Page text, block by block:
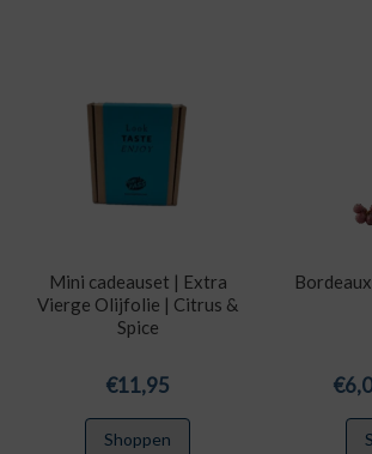
productpagina
Mini cadeauset | Extra
Vierge Olijfolie | Citrus &
Spice
€11,95
Shoppen
€